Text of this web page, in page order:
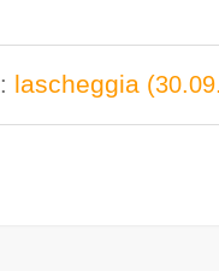
: lascheggia